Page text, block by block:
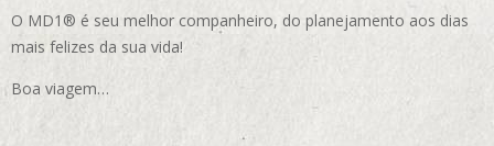
O MD1® é seu melhor companheiro, do planejamento aos dias
mais felizes da sua vida!
Boa viagem…